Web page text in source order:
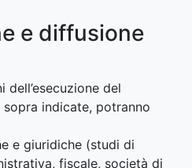
e diffusione
del
indicate, potranno
e giuridiche (studi di
fiscale, società di